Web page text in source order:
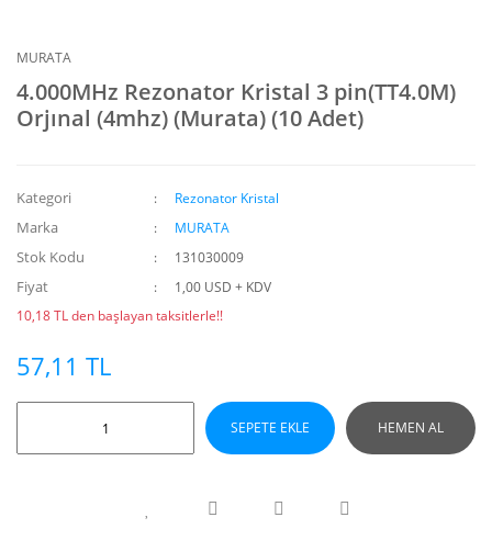
MURATA
4.000MHz Rezonator Kristal 3 pin(TT4.0M)
Orjınal (4mhz) (Murata) (10 Adet)
Kategori Rezonator Kristal
Marka MURATA
Stok Kodu 131030009
Fiyat
1,00 USD + KDV
10,18 TL den başlayan taksitlerle!!
57,11 TL
SEPETE EKLE HEMEN AL